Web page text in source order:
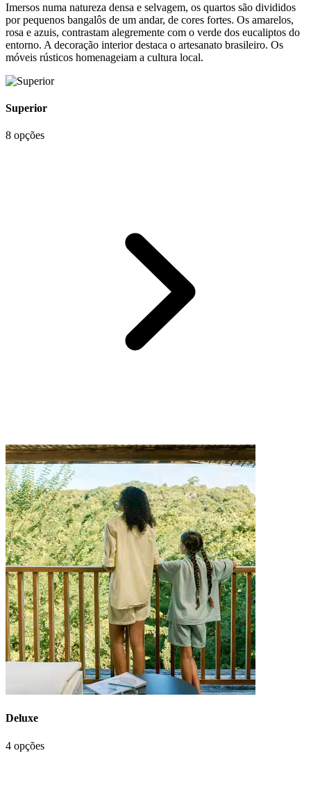
Imersos numa natureza densa e selvagem, os quartos são divididos
por pequenos bangalôs de um andar, de cores fortes. Os amarelos,
rosa e azuis, contrastam alegremente com o verde dos eucaliptos do
entorno. A decoração interior destaca o artesanato brasileiro. Os
móveis rústicos homenageiam a cultura local.
Superior
8 opções
Deluxe
4 opções